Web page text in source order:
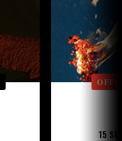
15